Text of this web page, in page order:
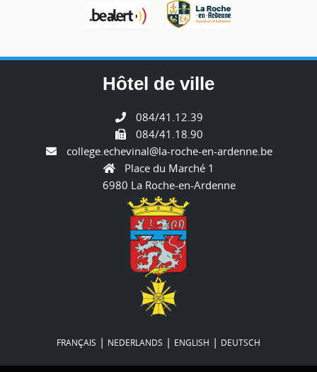
Hôtel de ville
084/41.12.39
084/41.18.90
college.echevinal@la-roche-en-ardenne.be
Place du Marché 1
6980 La Roche-en-Ardenne
FRANÇAIS | NEDERLANDS | ENGLISH | DEUTSCH